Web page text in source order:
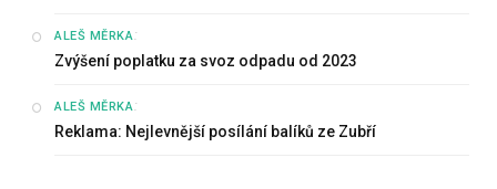
ALEŠ MĚRKA:
Zvýšení poplatku za svoz odpadu od 2023
ALEŠ MĚRKA:
Reklama: Nejlevnější posílání balíků ze Zubří